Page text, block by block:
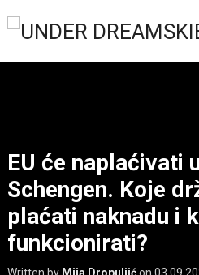
EU će naplaćivati
Schengen. Koje
plaćati naknadu i
funkcionirati?
Written by Mija Dropuljićon